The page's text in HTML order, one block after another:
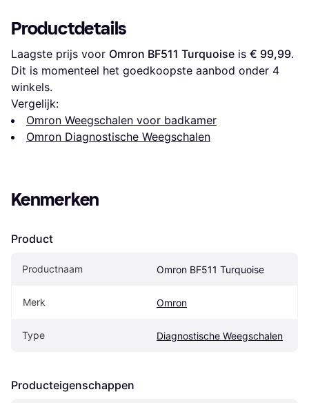
Productdetails
Laagste prijs voor Omron BF511 Turquoise is € 99,99.
Dit is momenteel het goedkoopste aanbod onder 4
winkels.
Vergelijk:
Omron Weegschalen voor badkamer
Omron Diagnostische Weegschalen
Kenmerken
Product
Productnaam Omron BF511 Turquoise
Merk Omron
Type Diagnostische Weegschalen
Producteigenschappen